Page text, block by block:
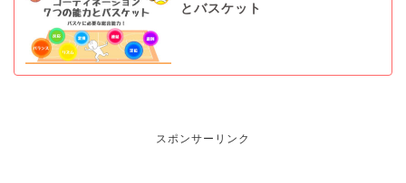
とバスケット
スポンサーリンク